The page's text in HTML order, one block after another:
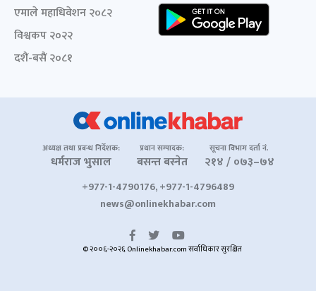
एमाले महाधिवेशन २०८२
विश्वकप २०२२
दशैं-बसैं २०८१
अध्यक्ष तथा प्रबन्ध निर्देशक:
धर्मराज भुसाल
प्रधान सम्पादक:
बसन्त बस्नेत
सूचना विभाग दर्ता नं.
२१४ / ०७३–७४
+977-1-4790176, +977-1-4796489
news@onlinekhabar.com
© २००६-२०२६ Onlinekhabar.com सर्वाधिकार सुरक्षित